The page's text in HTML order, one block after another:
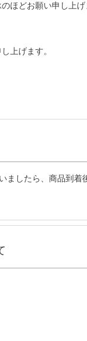
ほどお願い申し上げ
上げます。
したら、商品到着